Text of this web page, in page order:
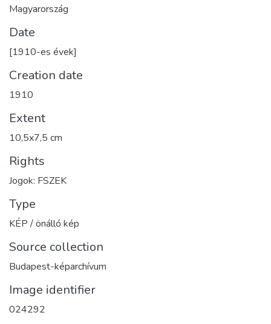
Magyarország
Date
[1910-es évek]
Creation date
1910
Extent
10,5x7,5 cm
Rights
Jogok: FSZEK
Type
KÉP / önálló kép
Source collection
Budapest-képarchívum
Image identifier
024292